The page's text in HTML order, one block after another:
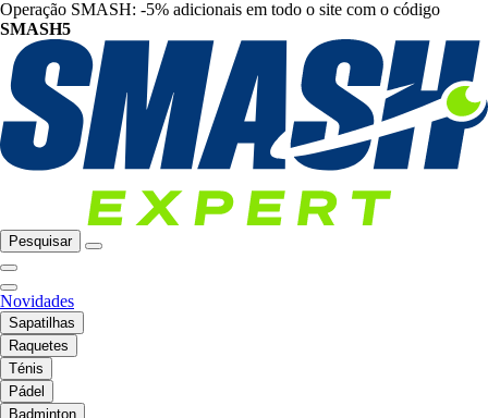
Operação SMASH: -5% adicionais em todo o site com o código
SMASH5
Pesquisar
Novidades
Sapatilhas
Raquetes
Ténis
Pádel
Badminton